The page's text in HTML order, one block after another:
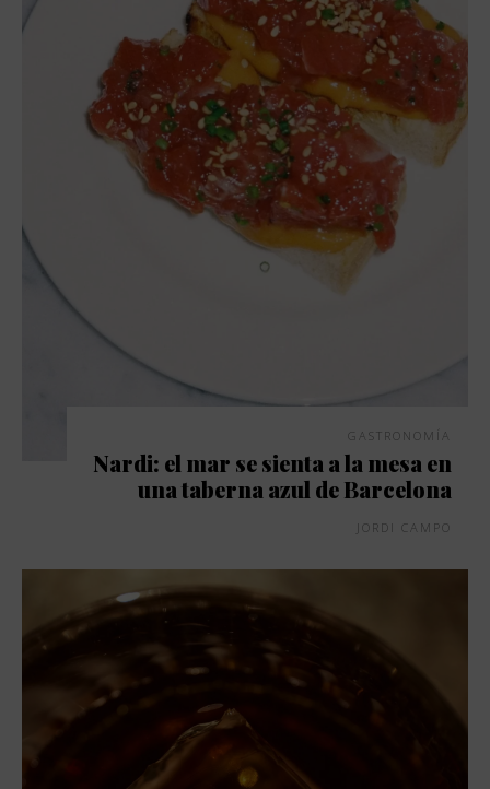
GASTRONOMÍA
Nardi: el mar se sienta a la mesa en
una taberna azul de Barcelona
JORDI CAMPO